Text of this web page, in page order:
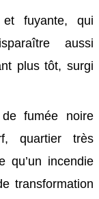
et fuyante, qui
aussi
plus tôt, surgi
fumée noire
quartier très
qu’un incendie
transformation